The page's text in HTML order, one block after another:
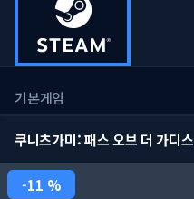
기본게임
쿠니츠가미: 패스 오브 더 가디스
11 %